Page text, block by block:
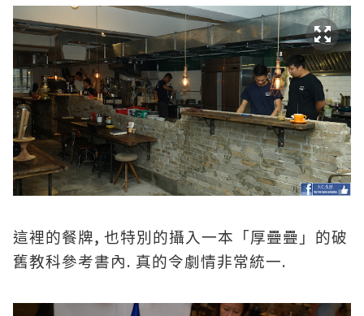
這裡的餐牌, 也特別的攝入一本「厚疊疊」的破
舊教科參考書內. 真的令劇情非常統一.